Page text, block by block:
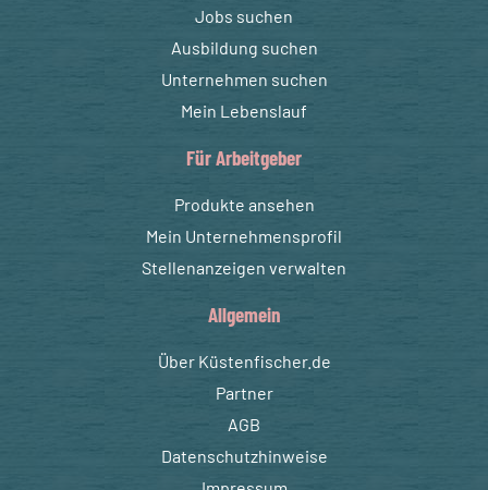
Jobs suchen
Ausbildung suchen
Unternehmen suchen
Mein Lebenslauf
Für Arbeitgeber
Produkte ansehen
Mein Unternehmensprofil
Stellenanzeigen verwalten
Allgemein
Über Küstenfischer.de
Partner
AGB
Datenschutzhinweise